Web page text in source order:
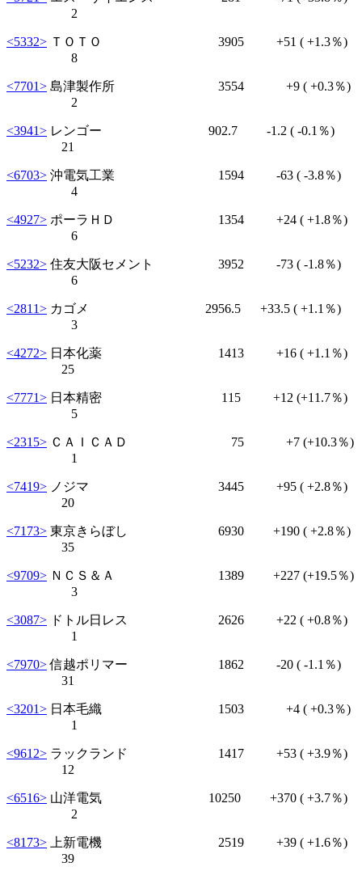
2
<5332> ＴＯＴＯ 3905 +51 ( +1.3％)
8
<7701> 島津製作所 3554 +9 ( +0.3％)
2
<3941> レンゴー 902.7 -1.2 ( -0.1％)
21
<6703> 沖電気工業 1594 -63 ( -3.8％)
4
<4927> ポーラＨＤ 1354 +24 ( +1.8％)
6
<5232> 住友大阪セメント 3952 -73 ( -1.8％)
6
<2811> カゴメ 2956.5 +33.5 ( +1.1％)
3
<4272> 日本化薬 1413 +16 ( +1.1％)
25
<7771> 日本精密 115 +12 (+11.7％)
5
<2315> ＣＡＩＣＡＤ 75 +7 (+10.3％)
1
<7419> ノジマ 3445 +95 ( +2.8％)
20
<7173> 東京きらぼし 6930 +190 ( +2.8％)
35
<9709> ＮＣＳ＆Ａ 1389 +227 (+19.5％)
3
<3087> ドトル日レス 2626 +22 ( +0.8％)
1
<7970>信越ポリマー 1862 -20 ( -1.1％)
31
<3201> 日本毛織 1503 +4 ( +0.3％)
1
<9612> ラックランド 1417 +53 ( +3.9％)
12
<6516> 山洋電気 10250 +370 ( +3.7％)
2
<8173> 上新電機 2519 +39 ( +1.6％)
39